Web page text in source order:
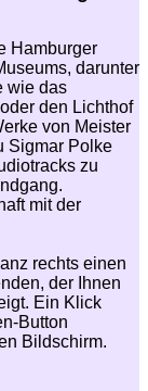
Hamburger
darunter
wie das
den Lichthof
von Meister
Sigmar Polke
zu
mit der
rechts einen
der Ihnen
Ein Klick
Button
Bildschirm.